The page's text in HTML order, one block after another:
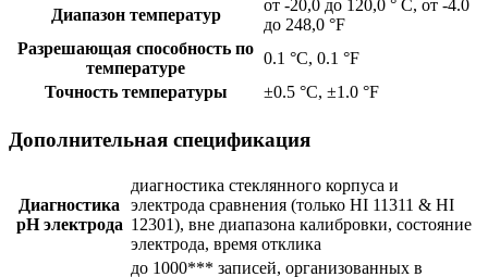
Диапазон температур
от -20,0 до 120,0 ° С, от -4.0
до 248,0 °F
Разрешающая способность по
температуре
0.1 °C, 0.1 °F
Точность температуры
±0.5 °C, ±1.0 °F
Дополнительная спецификация
Диагностика
рН электрода
диагностика стеклянного корпуса и
электрода сравнения (только HI 11311 & HI
12301), вне диапазона калибровки, состояние
электрода, время отклика
до 1000*** записей, организованных в